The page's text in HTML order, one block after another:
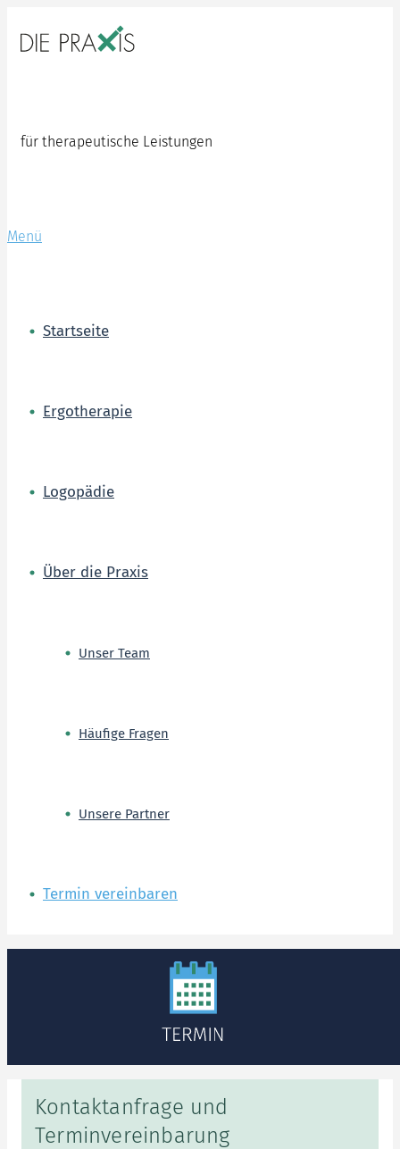
Inhalt
springen
für therapeutische Leistungen
Menü
Startseite
Ergotherapie
Logopädie
Über die Praxis
Unser Team
Häufige Fragen
Unsere Partner
Termin vereinbaren
Kontaktanfrage und
Terminvereinbarung